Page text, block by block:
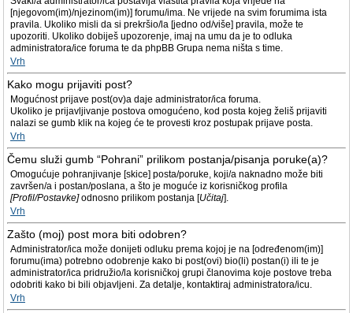
[njegovom(im)/njezinom(im)] forumu/ima. Ne vrijede na svim forumima ista
pravila. Ukoliko misli da si prekršio/la [jedno od/više] pravila, može te
upozoriti. Ukoliko dobiješ upozorenje, imaj na umu da je to odluka
administratora/ice foruma te da phpBB Grupa nema ništa s time.
Vrh
Kako mogu prijaviti post?
Mogućnost prijave post(ov)a daje administrator/ica foruma.
Ukoliko je prijavljivanje postova omogućeno, kod posta kojeg želiš prijaviti
nalazi se gumb klik na kojeg će te provesti kroz postupak prijave posta.
Vrh
Čemu služi gumb “Pohrani” prilikom postanja/pisanja poruke(a)?
Omogućuje pohranjivanje [skice] posta/poruke, koji/a naknadno može biti
završen/a i postan/poslana, a što je moguće iz korisničkog profila
[Profil/Postavke]odnosno prilikom postanja [Učitaj].
Vrh
Zašto (moj) post mora biti odobren?
Administrator/ica može donijeti odluku prema kojoj je na [određenom(im)]
forumu(ima) potrebno odobrenje kako bi post(ovi) bio(li) postan(i) ili te je
administrator/ica pridružio/la korisničkoj grupi članovima koje postove treba
odobriti kako bi bili objavljeni. Za detalje, kontaktiraj administratora/icu.
Vrh